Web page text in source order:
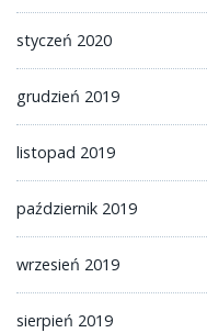
styczeń 2020
grudzień 2019
listopad 2019
październik 2019
wrzesień 2019
sierpień 2019